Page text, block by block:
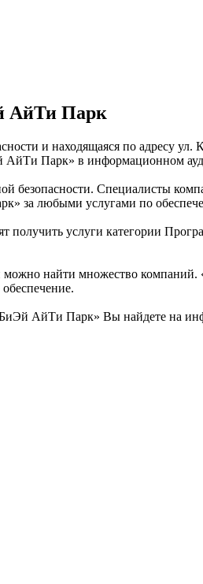
АйТи Парк
и находящаяся по адресу
Парк» в информационном
безопасности. Специалисты
за любыми услугами по
получить услуги категории
найти множество
АйТи Парк» Вы найдете на